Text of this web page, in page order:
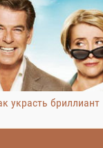
украсть бриллиант